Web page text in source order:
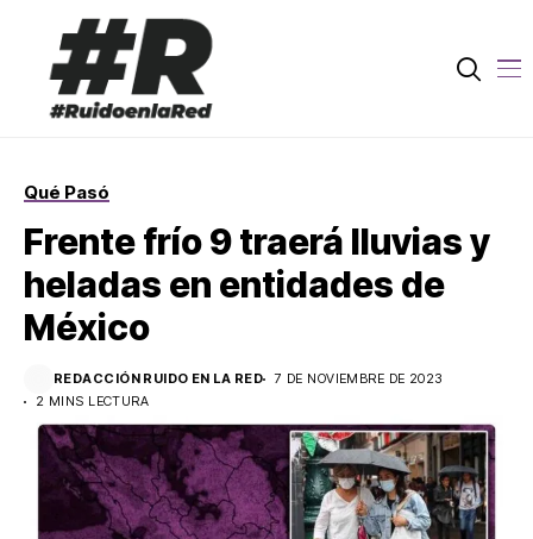
Qué Pasó
Frente frío 9 traerá lluvias y
heladas en entidades de
México
REDACCIÓN RUIDO EN LA RED
7 DE NOVIEMBRE DE 2023
2 MINS LECTURA